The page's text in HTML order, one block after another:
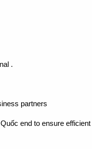
.
partners
end to ensure efficient